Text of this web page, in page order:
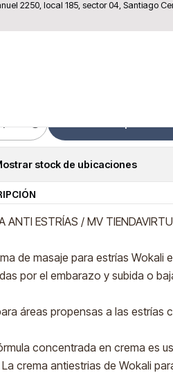
2250, local 185, sector 04, Santiago
Anti
stock de ubicaciones
ANTI ESTRÍAS / MV
de masaje para estrías Wokali
por el embarazo y subida o
áreas propensas a las estrías
concentrada en crema es
crema antiestrias de Wokali